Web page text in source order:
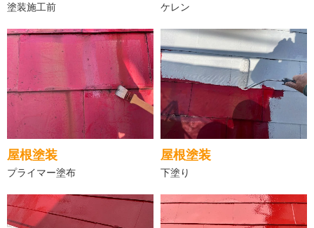
塗装施工前 ケレン
屋根塗装
プライマー塗布
屋根塗装
下塗り